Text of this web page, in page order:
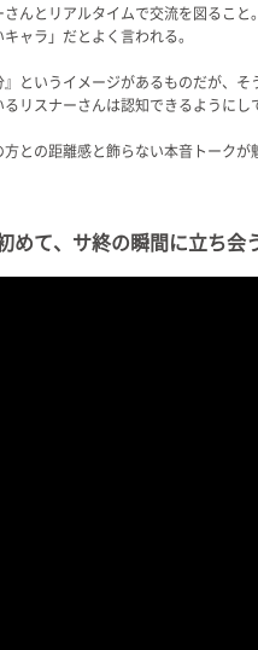
んとリアルタイムで交流を図ること。
ャラ」だとよく言われる。
というイメージがあるものだが、
リスナーさんは認知できるように
との距離感と飾らない本音トークが
めて、サ終の瞬間に立ち